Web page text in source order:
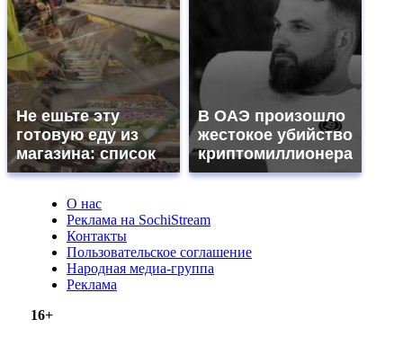
Не ешьте эту
готовую еду из
магазина: список
В ОАЭ произошло
жестокое убийство
криптомиллионера
О нас
Реклама на SochiStream
Контакты
Пользовательское соглашение
Народная медиа-группа
Реклама
16+